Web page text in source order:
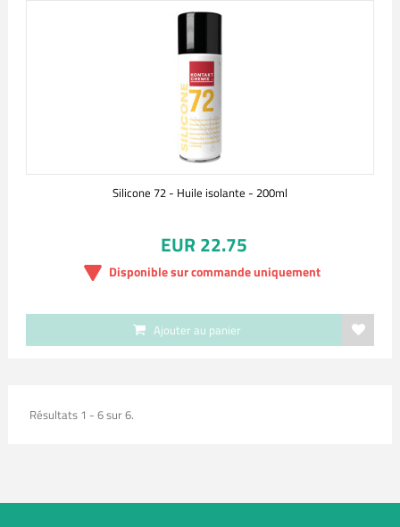
Silicone 72 - Huile isolante - 200ml
EUR 22.75
Disponible sur commande uniquement
Ajouter au panier
Résultats 1 - 6 sur 6.